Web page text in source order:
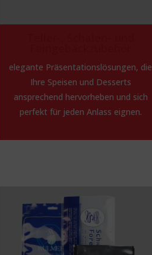
elegante Präsentationslösungen, die
Ihre Speisen und Desserts
ansprechend hervorheben und sich
perfekt für jeden Anlass eignen.